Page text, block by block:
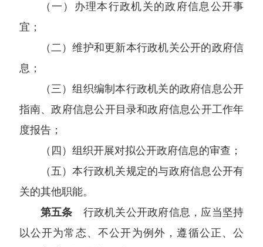
（一）办理本行政机关的政府信息公开事
宜；
（二）维护和更新本行政机关公开的政府信
息；
（三）组织编制本行政机关的政府信息公开
指南、政府信息公开目录和政府信息公开工作年
度报告；
（四）组织开展对拟公开政府信息的审查；
（五）本行政机关规定的与政府信息公开有
关的其他职能。
第五条 行政机关公开政府信息，应当坚持
以公开为常态、不公开为例外，遵循公正、公